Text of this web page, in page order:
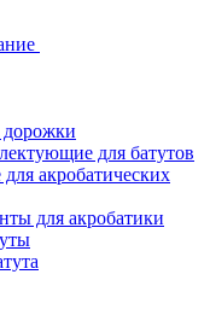
дорожки
для батутов
акробатических
для акробатики